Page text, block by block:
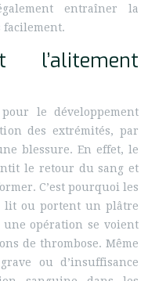
entraîner la
l’alitement
le développement
des extrémités, par
blessure. En effet, le
le retour du sang et
C’est pourquoi les
lit ou portent un plâtre
une opération se voient
de thrombose. Même
ou d’insuffisance